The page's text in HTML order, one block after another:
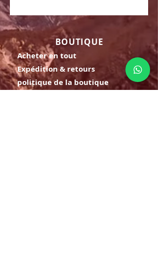
BOUTIQUE
Acheter en tout
Expédition & retours
politique de la boutique